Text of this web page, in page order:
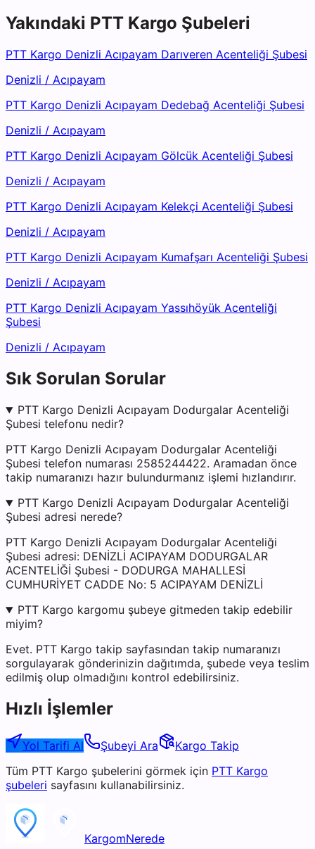
Yakındaki PTT Kargo Şubeleri
PTT Kargo Denizli Acıpayam Darıveren Acenteliği Şubesi
Denizli / Acıpayam
PTT Kargo Denizli Acıpayam Dedebağ Acenteliği Şubesi
Denizli / Acıpayam
PTT Kargo Denizli Acıpayam Gölcük Acenteliği Şubesi
Denizli / Acıpayam
PTT Kargo Denizli Acıpayam Kelekçi Acenteliği Şubesi
Denizli / Acıpayam
PTT Kargo Denizli Acıpayam Kumafşarı Acenteliği Şubesi
Denizli / Acıpayam
PTT Kargo Denizli Acıpayam Yassıhöyük Acenteliği
Şubesi
Denizli / Acıpayam
Sık Sorulan Sorular
PTT Kargo Denizli Acıpayam Dodurgalar Acenteliği
Şubesi telefonu nedir?
PTT Kargo Denizli Acıpayam Dodurgalar Acenteliği
Şubesi telefon numarası 2585244422. Aramadan önce
takip numaranızı hazır bulundurmanız işlemi hızlandırır.
PTT Kargo Denizli Acıpayam Dodurgalar Acenteliği
Şubesi adresi nerede?
PTT Kargo Denizli Acıpayam Dodurgalar Acenteliği
Şubesi adresi: DENİZLİ ACIPAYAM DODURGALAR
ACENTELİĞİ Şubesi - DODURGA MAHALLESİ
CUMHURİYET CADDE No: 5 ACIPAYAM DENİZLİ
PTT Kargo kargomu şubeye gitmeden takip edebilir
miyim?
Evet. PTT Kargo takip sayfasından takip numaranızı
sorgulayarak gönderinizin dağıtımda, şubede veya teslim
edilmiş olup olmadığını kontrol edebilirsiniz.
Hızlı İşlemler
Yol Tarifi Al Şubeyi Ara
Kargo Takip
Tüm PTT Kargo şubelerini görmek için PTT Kargo
şubeleri sayfasını kullanabilirsiniz.
KargomNerede